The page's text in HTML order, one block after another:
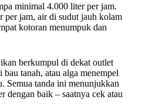
minimal 4.000 liter per jam.
per jam, air di sudut jauh kolam
kotoran menumpuk dan
berkumpul di dekat outlet
tanah, atau alga menempel
Semua tanda ini menunjukkan
dengan baik – saatnya cek atau